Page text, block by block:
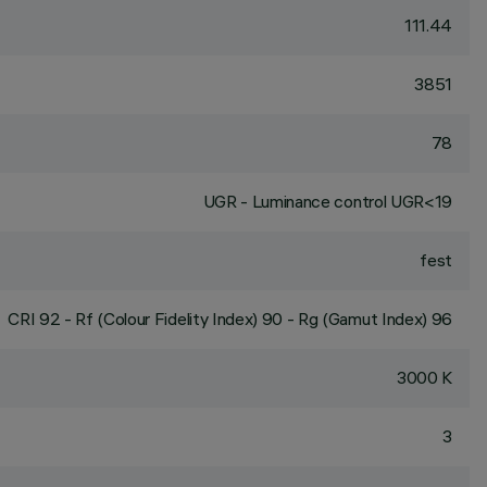
111.44
3851
78
UGR - Luminance control UGR<19
fest
CRI 92 - Rf (Colour Fidelity Index) 90 - Rg (Gamut Index) 96
3000 K
3